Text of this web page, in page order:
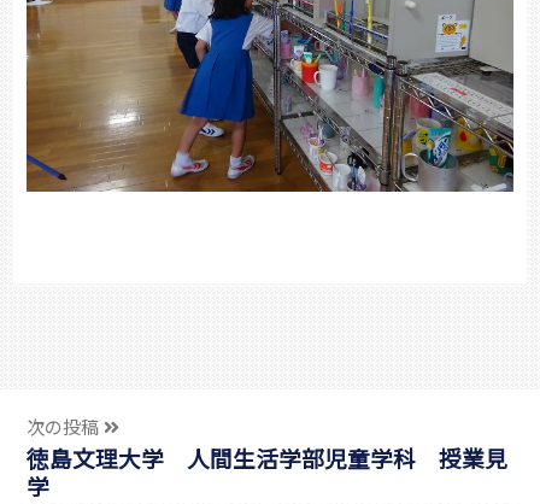
次の投稿
徳島文理大学 人間生活学部児童学科 授業見
学